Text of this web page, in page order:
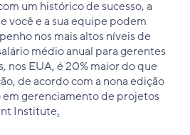
um histórico de sucesso, a
você e a sua equipe podem
nos mais altos níveis de
médio anual para gerentes
EUA, é 20% maior do que
de acordo com a nona edição
em gerenciamento de projetos
Institute.